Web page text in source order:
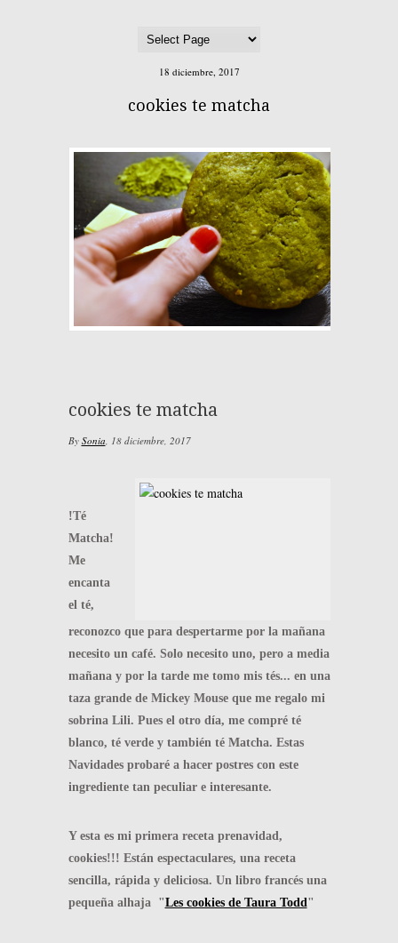
18 diciembre, 2017
cookies te matcha
cookies te matcha
By Sonia, 18 diciembre, 2017
!Té
Matcha!
Me
encanta
el té,
reconozco que para despertarme por la mañana
necesito un café. Solo necesito uno, pero a media
mañana y por la tarde me tomo mis tés... en una
taza grande de Mickey Mouse que me regalo mi
sobrina Lili. Pues el otro día, me compré té
blanco, té verde y también té Matcha. Estas
Navidades probaré a hacer postres con este
ingrediente tan peculiar e interesante.
Y esta es mi primera receta prenavidad,
cookies!!! Están espectaculares, una receta
sencilla, rápida y deliciosa. Un libro francés una
pequeña alhaja "Les cookies de Taura Todd"